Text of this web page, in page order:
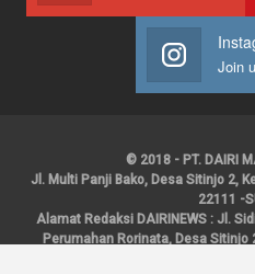
© 2018 - PT. DAIRI
Jl. Multi Panji Bako, Desa Sitinjo 2,
22111 -
Alamat Redaksi DAIRINEWS : Jl.
Perumahan Rorinata, Desa Sitinjo